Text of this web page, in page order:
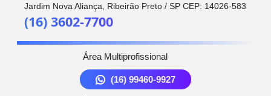
Jardim Nova Aliança, Ribeirão Preto / SP CEP: 14026-583
(16) 3602-7700
Área Multiprofissional
(16) 99460-9927